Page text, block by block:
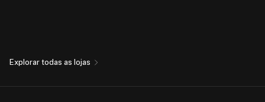
Explorar todas as lojas